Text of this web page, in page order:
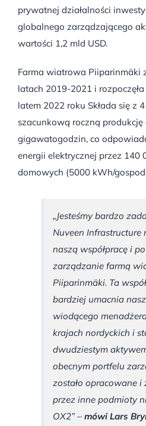
prywatnej działalności
globalnego zarządzającego
wartości 1,2 mld USD.
Farma wiatrowa Piiparinmäki
latach 2019-2021 i
latem 2022 roku Składa się z
szacunkową roczną produkcję
gigawatogodzin, co
energii elektrycznej przez 140
domowych (5000 kWh/
„Jesteśmy bardzo
Nuveen Infrastructure
naszą współpracę i
zarządzanie farmą
Piiparinmäki. Ta
bardziej umacnia
wiodącego
krajach nordyckich i
dwudziestym
obecnym portfelu
zostało opracowane
przez inne podmioty
OX2” – mówi Lars